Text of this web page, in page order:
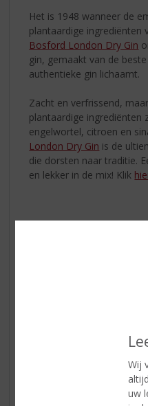
Wij
uw
Het is 1948 wanneer de
plantaardige ingrediënten
Bosford London Dry Gin
gin, gemaakt van de
authentieke gin lichaamt.
Zacht en verfrissend,
plantaardige ingrediënten
engelwortel, citroen en
London Dry Gin is de
die dorsten naar traditie.
en lekker in de mix! Klik